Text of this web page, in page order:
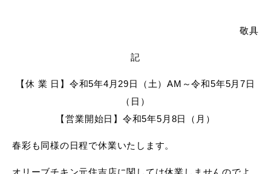
敬具
記
【休 業 日】令和5年4月29日（土）AM～令和5年5月7日
（日）
【営業開始日】令和5年5月8日（月）
春彩も同様の日程で休業いたします。